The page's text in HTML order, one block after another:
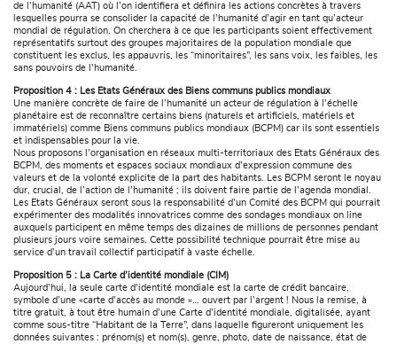
de l’humanité (AAT) où l’on identifiera et définira les actions concrètes à travers
lesquelles pourra se consolider la capacité de l’humanité d’agir en tant qu’acteur
mondial de régulation. On cherchera à ce que les participants soient effectivement
représentatifs surtout des groupes majoritaires de la population mondiale que
constituent les exclus, les appauvris, les “minoritaires”, les sans voix, les faibles, les
sans pouvoirs de l’humanité.
Proposition 4 : Les Etats Généraux des Biens communs publics mondiaux
Une manière concrète de faire de l’humanité un acteur de régulation à l’échelle
planétaire est de reconnaître certains biens (naturels et artificiels, matériels et
immatériels) comme Biens communs publics mondiaux (BCPM) car ils sont essentiels
et indispensables pour la vie.
Nous proposons l’organisation en réseaux multi-territoriaux des Etats Généraux des
BCPM, des moments et espaces sociaux mondiaux d’expression commune des
valeurs et de la volonté explicite de la part des habitants. Les BCPM seront le noyau
dur, crucial, de l’action de l’humanité ; ils doivent faire partie de l’agenda mondial.
Les Etats Généraux seront sous la responsabilité d’un Comité des BCPM qui pourrait
expérimenter des modalités innovatrices comme des sondages mondiaux on line
auxquels participent en même temps des dizaines de millions de personnes pendant
plusieurs jours voire semaines. Cette possibilité technique pourrait être mise au
service d’un travail collectif participatif à vaste échelle.
Proposition 5 : La Carte d’identité mondiale (CIM)
Aujourd’hui, la seule carte d’identité mondiale est la carte de crédit bancaire,
symbole d’une «carte d’accès au monde »… ouvert par l’argent ! Nous la remise, à
titre gratuit, à tout être humain d’une Carte d’identité mondiale, digitalisée, ayant
comme sous-titre “Habitant de la Terre”, dans laquelle figureront uniquement les
données suivantes : prénom(s) et nom(s), genre, photo, date de naissance, état de